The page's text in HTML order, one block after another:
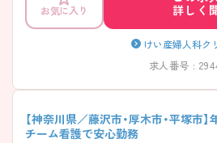
お気に入り
詳しく
けい産婦人科
求人番号 :
【神奈川県／藤沢市・厚木市・平塚市
チーム看護で安心勤務